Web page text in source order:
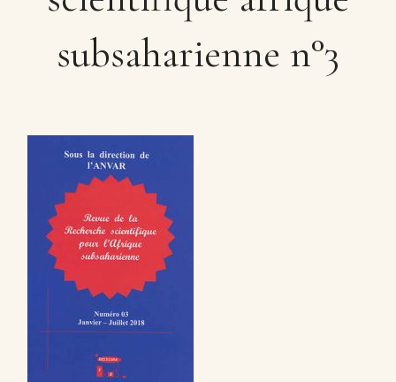
subsaharienne n°3